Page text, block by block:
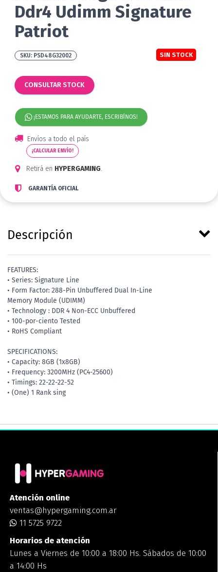
Ddr4 Udimm Signature
Patriot
PSD48G32002 SIN STOCK
CONSULTAR STOCK
¡ESTAMOS PARA AYUDARTE, ESCRIBÍNOS!
Envíos a todo el país
¡CALCULAR ENVÍO!
Retirá en HYPERGAMING.
GARANTÍA OFICIAL
Descripción
FEATURES:
• Series: Signature Line
• Form Factor: 288-Pin Unbuffered Dual In-Line
Memory Module (UDIMM)
• Technology : DDR 4 Non-ECC Unbuffered
• 100-por-ciento Tested
• RoHS Compliant
SPECIFICATIONS:
• Capacity: 8GB (1x8GB)
• Frequency: 3200MHz (PC4-25600)
• Timings: 22-22-22-52
• (One) 1 Rank sing
Atención online
ventas@hypergaming.com.ar
11 5725 9722
Horarios de atención
Lunes a Viernes de 10:00 a 18:00 Hs. Sábados de 10:00
a 14:00 Hs